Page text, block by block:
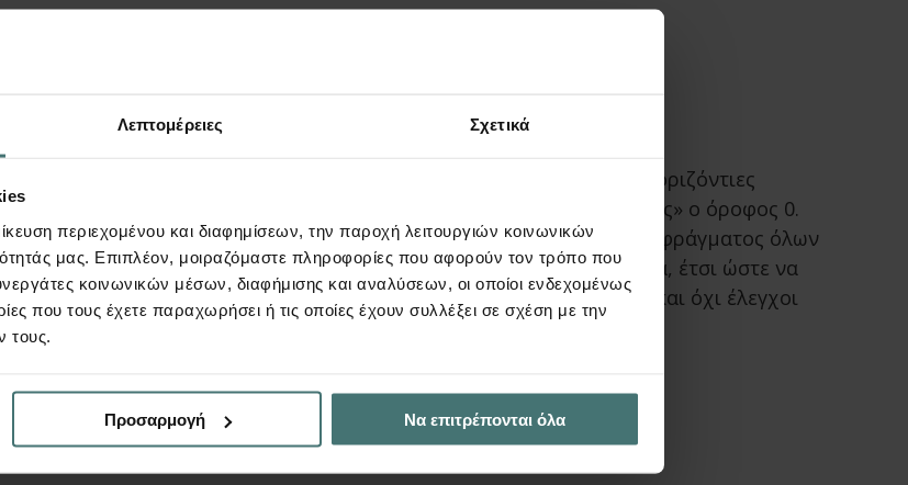
Λεπτομέρειες Σχετικά
περιεχομένου και διαφημίσεων, την παροχή λειτουργιών κοινωνικών
μας. Επιπλέον, μοιραζόμαστε πληροφορίες που αφορούν τον τρόπο που
κοινωνικών μέσων, διαφήμισης και αναλύσεων, οι οποίοι ενδεχομένως
που τους έχετε παραχωρήσει ή τις οποίες έχουν συλλέξει σε σχέση με την
τους.
Προσαρμογή Να επιτρέπονται όλα
Προσθήκη πεδίλων Π5 και Π6.
Οι κόμβοι Λ5(0) και Λ6(0) αποκτούν αυτόματα «οριζόντιες
στηρίξεις». Καθορίζεται ως «Όροφος θεμελίωσης» ο όροφος 0.
Με αυτόν τον τρόπο μηδενίζεται η ομάδα δ διαφράγματος όλων
των κόμβων από την θέση αυτή και χαμηλότερα, έτσι ώστε να
πραγματοποιούνται μόνο οι διατάξεις του EC2 και όχι έλεγχοι
δυστρεψίας, φαινομένων Ρ-Δ κλπ.